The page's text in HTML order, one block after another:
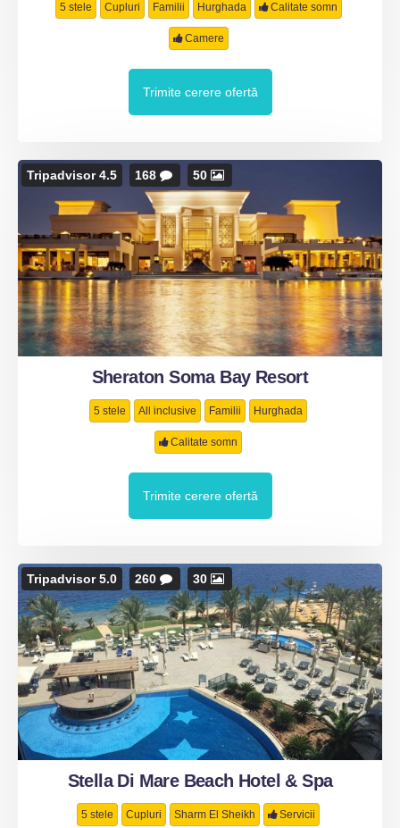
5 stele Cupluri Familii Hurghada Calitate somn
Camere
Trimite cerere ofertă
Tripadvisor 4.5 168 50
Sheraton Soma Bay Resort
5 stele All inclusive Familii Hurghada
Calitate somn
Trimite cerere ofertă
Tripadvisor 5.0 260 30
Stella Di Mare Beach Hotel & Spa
5 stele Cupluri Sharm El Sheikh Servicii